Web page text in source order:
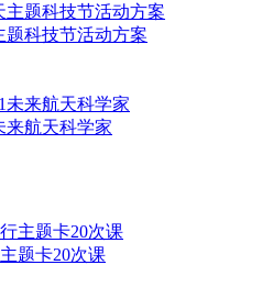
题科技节活动方案
来航天科学家
题卡20次课